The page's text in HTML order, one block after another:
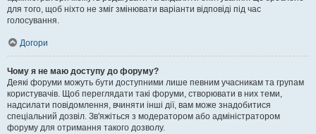
для того, щоб ніхто не зміг змінювати варіанти відповіді під час
голосування.
Догори
Чому я не маю доступу до форуму?
Деякі форуми можуть бути доступними лише певним учасникам та групам
користувачів. Щоб переглядати такі форуми, створювати в них теми,
надсилати повідомлення, вчиняти інші дії, вам може знадобитися
спеціальний дозвіл. Зв'яжіться з модератором або адміністратором
форуму для отримання такого дозволу.